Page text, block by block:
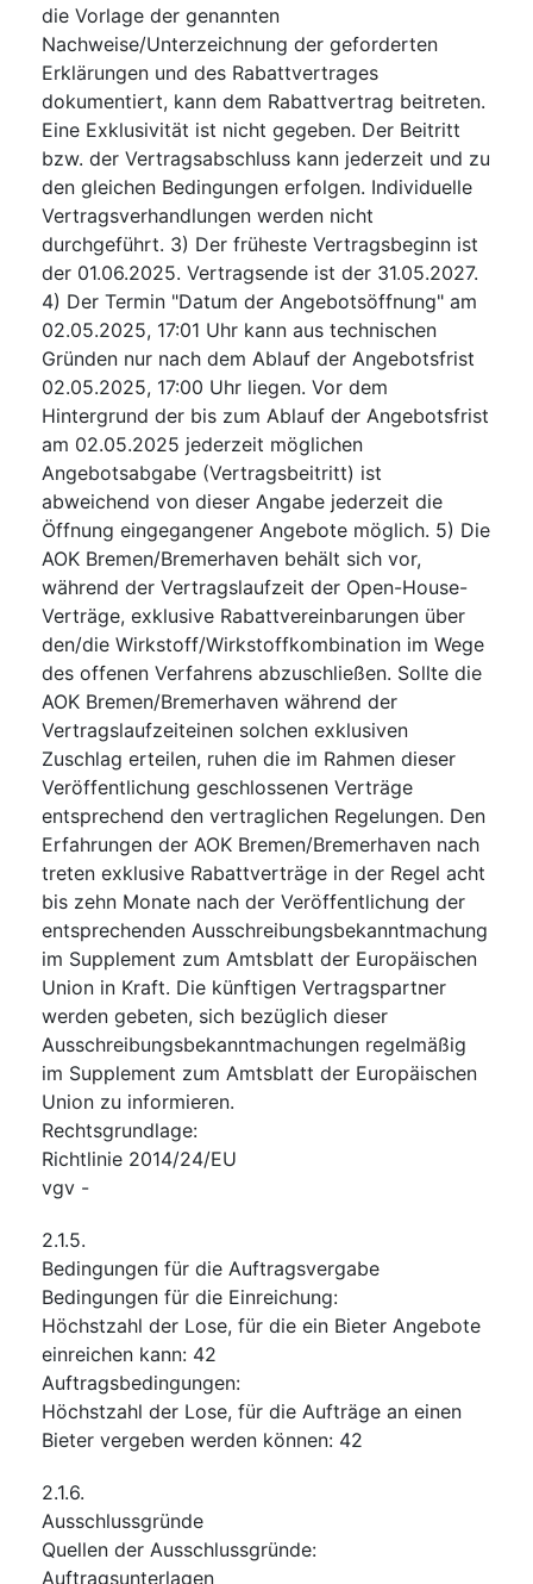
die Vorlage der genannten
Nachweise/Unterzeichnung der geforderten
Erklärungen und des Rabattvertrages
dokumentiert, kann dem Rabattvertrag beitreten.
Eine Exklusivität ist nicht gegeben. Der Beitritt
bzw. der Vertragsabschluss kann jederzeit und zu
den gleichen Bedingungen erfolgen. Individuelle
Vertragsverhandlungen werden nicht
durchgeführt. 3) Der früheste Vertragsbeginn ist
der 01.06.2025. Vertragsende ist der 31.05.2027.
4) Der Termin "Datum der Angebotsöffnung" am
02.05.2025, 17:01 Uhr kann aus technischen
Gründen nur nach dem Ablauf der Angebotsfrist
02.05.2025, 17:00 Uhr liegen. Vor dem
Hintergrund der bis zum Ablauf der Angebotsfrist
am 02.05.2025 jederzeit möglichen
Angebotsabgabe (Vertragsbeitritt) ist
abweichend von dieser Angabe jederzeit die
Öffnung eingegangener Angebote möglich. 5) Die
AOK Bremen/Bremerhaven behält sich vor,
während der Vertragslaufzeit der Open-House-
Verträge, exklusive Rabattvereinbarungen über
den/die Wirkstoff/Wirkstoffkombination im Wege
des offenen Verfahrens abzuschließen. Sollte die
AOK Bremen/Bremerhaven während der
Vertragslaufzeiteinen solchen exklusiven
Zuschlag erteilen, ruhen die im Rahmen dieser
Veröffentlichung geschlossenen Verträge
entsprechend den vertraglichen Regelungen. Den
Erfahrungen der AOK Bremen/Bremerhaven nach
treten exklusive Rabattverträge in der Regel acht
bis zehn Monate nach der Veröffentlichung der
entsprechenden Ausschreibungsbekanntmachung
im Supplement zum Amtsblatt der Europäischen
Union in Kraft. Die künftigen Vertragspartner
werden gebeten, sich bezüglich dieser
Ausschreibungsbekanntmachungen regelmäßig
im Supplement zum Amtsblatt der Europäischen
Union zu informieren.
Rechtsgrundlage:
Richtlinie 2014/24/EU
vgv -
2.1.5.
Bedingungen für die Auftragsvergabe
Bedingungen für die Einreichung:
Höchstzahl der Lose, für die ein Bieter Angebote
einreichen kann: 42
Auftragsbedingungen:
Höchstzahl der Lose, für die Aufträge an einen
Bieter vergeben werden können: 42
2.1.6.
Ausschlussgründe
Quellen der Ausschlussgründe:
Auftragsunterlagen